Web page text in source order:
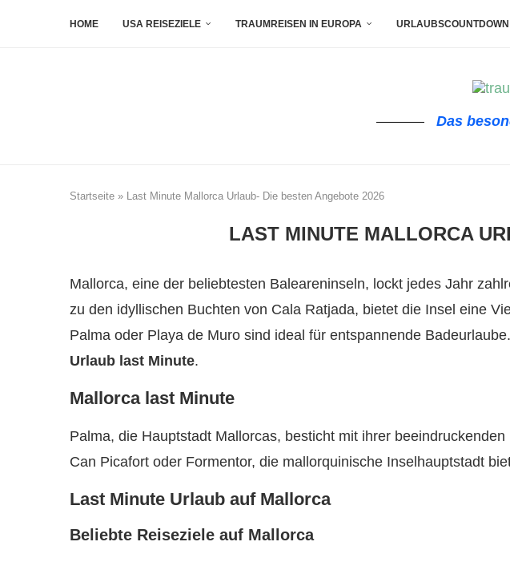
HOME USA REISEZIELE TRAUMREISEN IN EUROPA URLAUBSCOUNTDOWN
Das
Startseite » Last Minute Mallorca Urlaub- Die besten Angebote 2026
LAST MINUTE MALLORCA
Mallorca, eine der beliebtesten Baleareninseln, lockt jedes Jahr
zu den idyllischen Buchten von Cala Ratjada, bietet die Insel eine
Palma oder Playa de Muro sind ideal für entspannende
Urlaub last Minute.
Mallorca last Minute
Palma, die Hauptstadt Mallorcas, besticht mit ihrer
Can Picafort oder Formentor, die mallorquinische Inselhauptstadt
Last Minute Urlaub auf Mallorca
Beliebte Reiseziele auf Mallorca